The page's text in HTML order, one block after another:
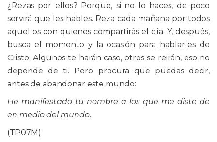
¿Rezas por ellos? Porque, si no lo haces, de poco
servirá que les hables. Reza cada mañana por todos
aquellos con quienes compartirás el día. Y, después,
busca el momento y la ocasión para hablarles de
Cristo. Algunos te harán caso, otros se reirán, eso no
depende de ti. Pero procura que puedas decir,
antes de abandonar este mundo:
He manifestado tu nombre a los que me diste de
en medio del mundo.
(TP07M)